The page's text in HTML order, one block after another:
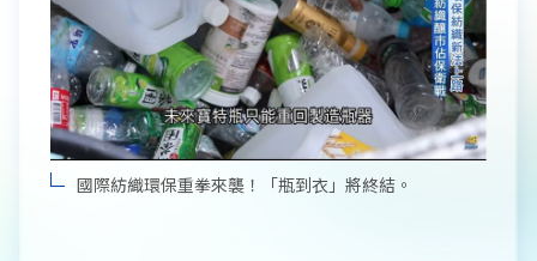
國際紡織環保重拳來襲！「瓶到衣」將終結。